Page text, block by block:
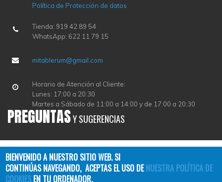
Política de Protección de datos
Tienda: 919 42 89 54
WhatsApp: 622 11 79 15
mitablerum@gmail.com
Horario de Atención al Cliente:
Lunes: 17:00 a 20:30
Martes a Sábado de 11:00 a 14:00 y de 17:00 a 20:30
PREGUNTASY SUGERENCIAS
BIENVENIDO A NUESTRO SITIO WEB. SI
CONTINÚAS NAVEGANDO, ACEPTAS EL USO DENUESTRA POLÍTICA DE
COOKIES EN TU ORDENADOR.